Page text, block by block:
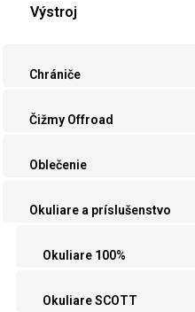
Výstroj
Chrániče
Čižmy Offroad
Oblečenie
Okuliare a príslušenstvo
Okuliare 100%
Okuliare SCOTT